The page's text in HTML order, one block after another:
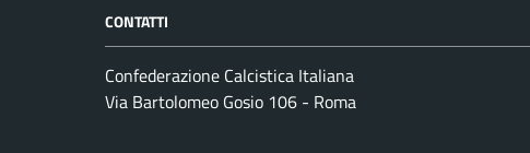
CONTATTI
Confederazione Calcistica Italiana
Via Bartolomeo Gosio 106 - Roma